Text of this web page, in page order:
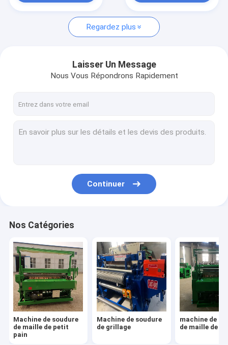
Machine de soudure d'arbre d'entraînement
Soudure Mesh Manufacturing Machine
Machine pneumatique de soudage par points
machine de soudure de filet à mailles
Machine de soudage par points d'acier inoxydable
Regardez plus
Laisser Un Message
Nous Vous Répondrons Rapidement
Continuer
Nos Catégories
Machine de soudure
de maille de petit
pain
Machine de soudure
de grillage
machine de
de maille de